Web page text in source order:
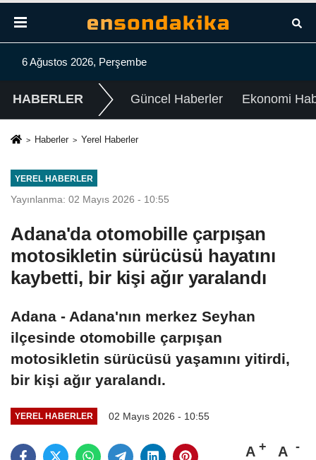
6 Ağustos 2026, Perşembe
HABERLER Güncel Haberler Ekonomi
Haberler Yerel Haberler
YEREL HABERLER
Yayınlanma: 02 Mayıs 2026 - 10:55
Adana'da otomobille çarpışan
motosikletin sürücüsü hayatını
kaybetti, bir kişi ağır yaralandı
Adana - Adana'nın merkez Seyhan
ilçesinde otomobille çarpışan
motosikletin sürücüsü yaşamını yitirdi,
bir kişi ağır yaralandı.
YEREL HABERLER 02 Mayıs 2026 - 10:55
A A